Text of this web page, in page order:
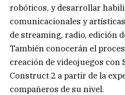
robóticos, y desarrollar
comunicacionales y
de streaming, radio, edición
También conocerán el
creación de videojuegos con
Construct 2 a partir de la
compañeros de su nivel.